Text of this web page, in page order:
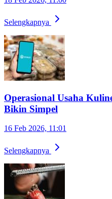
Selengkapnya
Operasional Usaha
Bikin Simpel
16 Feb 2026, 11:01
Selengkapnya